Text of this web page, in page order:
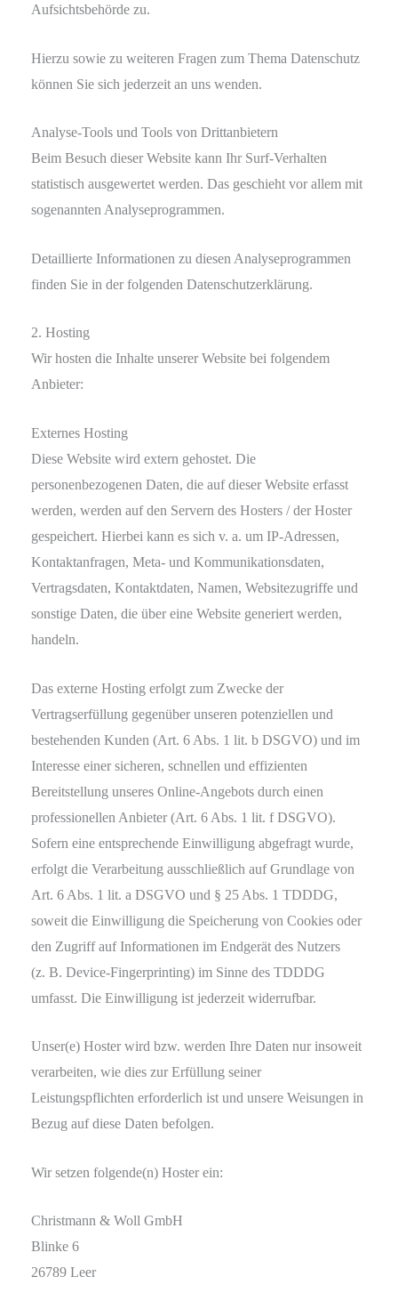
Aufsichtsbehörde zu.
Hierzu sowie zu weiteren Fragen zum Thema Datenschutz
können Sie sich jederzeit an uns wenden.
Analyse-Tools und Tools von Dritt­anbietern
Beim Besuch dieser Website kann Ihr Surf-Verhalten
statistisch ausgewertet werden. Das geschieht vor allem mit
sogenannten Analyseprogrammen.
Detaillierte Informationen zu diesen Analyseprogrammen
finden Sie in der folgenden Datenschutzerklärung.
2. Hosting
Wir hosten die Inhalte unserer Website bei folgendem
Anbieter:
Externes Hosting
Diese Website wird extern gehostet. Die
personenbezogenen Daten, die auf dieser Website erfasst
werden, werden auf den Servern des Hosters / der Hoster
gespeichert. Hierbei kann es sich v. a. um IP-Adressen,
Kontaktanfragen, Meta- und Kommunikationsdaten,
Vertragsdaten, Kontaktdaten, Namen, Websitezugriffe und
sonstige Daten, die über eine Website generiert werden,
handeln.
Das externe Hosting erfolgt zum Zwecke der
Vertragserfüllung gegenüber unseren potenziellen und
bestehenden Kunden (Art. 6 Abs. 1 lit. b DSGVO) und im
Interesse einer sicheren, schnellen und effizienten
Bereitstellung unseres Online-Angebots durch einen
professionellen Anbieter (Art. 6 Abs. 1 lit. f DSGVO).
Sofern eine entsprechende Einwilligung abgefragt wurde,
erfolgt die Verarbeitung ausschließlich auf Grundlage von
Art. 6 Abs. 1 lit. a DSGVO und § 25 Abs. 1 TDDDG,
soweit die Einwilligung die Speicherung von Cookies oder
den Zugriff auf Informationen im Endgerät des Nutzers
(z. B. Device-Fingerprinting) im Sinne des TDDDG
umfasst. Die Einwilligung ist jederzeit widerrufbar.
Unser(e) Hoster wird bzw. werden Ihre Daten nur insoweit
verarbeiten, wie dies zur Erfüllung seiner
Leistungspflichten erforderlich ist und unsere Weisungen in
Bezug auf diese Daten befolgen.
Wir setzen folgende(n) Hoster ein:
Christmann & Woll GmbH
Blinke 6
26789 Leer